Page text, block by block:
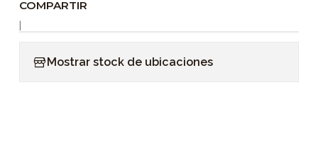
COMPARTIR
|
Mostrar stock de ubicaciones